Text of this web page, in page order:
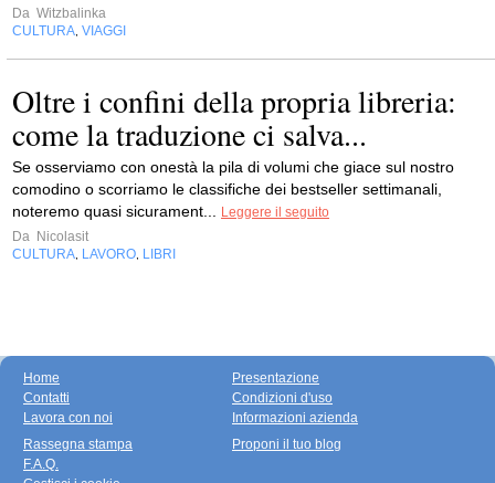
Da Witzbalinka
CULTURA VIAGGI
Oltre i confini della propria libreria:
come la traduzione ci salva...
Se osserviamo con onestà la pila di volumi che giace sul nostro
comodino o scorriamo le classifiche dei bestseller settimanali,
noteremo quasi sicurament...
Leggere il seguito
Da Nicolasit
CULTURA LAVORO LIBRI
Home
Contatti
Lavora con noi
Presentazione
Condizioni d'uso
Informazioni azienda
Rassegna stampa
F.A.Q.
Proponi il tuo blog